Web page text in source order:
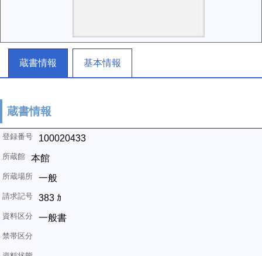
蔵書情報 基本情報
蔵書情報
100020433
本館
一般
383 ｶ
一般書